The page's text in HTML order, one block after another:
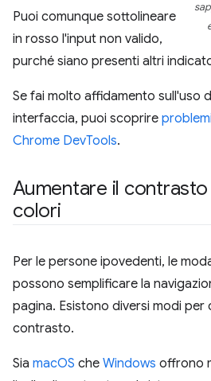
Puoi comunque sottolineare
in rosso l'input non valido,
purché siano presenti altri
Se fai molto affidamento sull'uso
interfaccia, puoi scoprire
Chrome DevTools.
Aumentare il
colori
Per le persone ipovedenti, le
possono semplificare la
pagina. Esistono diversi modi
contrasto.
Sia macOS che Windows offrono